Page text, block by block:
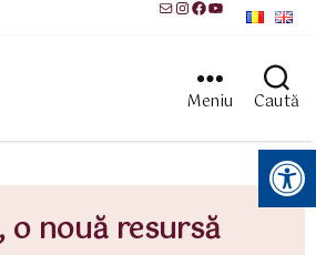
MailInstagram
Facebook
YouTube
Meniu Caută
Instrumente pentru accesibilitate
o nouă resursă